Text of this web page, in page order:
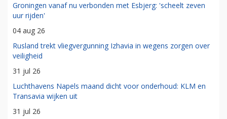
Groningen vanaf nu verbonden met Esbjerg: 'scheelt zeven
uur rijden'
04 aug 26
Rusland trekt vliegvergunning Izhavia in wegens zorgen over
veiligheid
31 jul 26
Luchthavens Napels maand dicht voor onderhoud: KLM en
Transavia wijken uit
31 jul 26